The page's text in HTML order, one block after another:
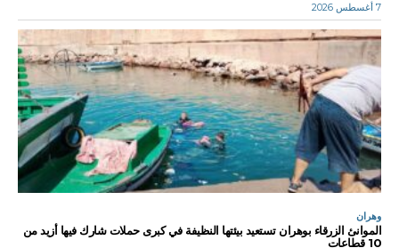
7 أغسطس 2026
وهران
الموانئ الزرقاء بوهران تستعيد بيئتها النظيفة في كبرى حملات شارك فيها أزيد من
10 قطاعات